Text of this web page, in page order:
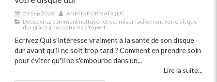
29 Sep 2023
ANM INFORMATIQUE
Découvrez comment nettoyer et optimiser facilement votre disque
dur grâce à nos astuces d'expert
Ecrivez Qui s'intéresse vraiment à la santé de son disque
dur avant qu'il ne soit trop tard ? Comment en prendre soin
pour éviter qu'il ne s'embourbe dans un...
Lire la suite...